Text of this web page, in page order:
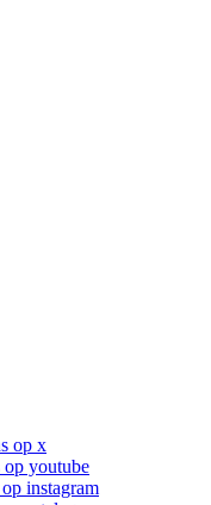
op x
op youtube
instagram